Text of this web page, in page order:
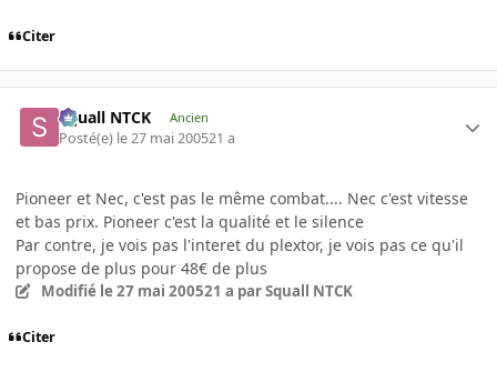
Citer
Squall NTCK Ancien
Posté(e) le 27 mai 200521 a
Pioneer et Nec, c'est pas le même combat.... Nec c'est vitesse
et bas prix. Pioneer c'est la qualité et le silence
Par contre, je vois pas l'interet du plextor, je vois pas ce qu'il
propose de plus pour 48€ de plus
Modifié le 27 mai 200521 a par Squall NTCK
Citer